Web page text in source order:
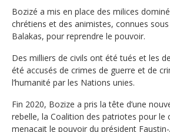
Bozizé a mis en place des milices
chrétiens et des animistes, connues sous
Balakas, pour reprendre le pouvoir.
Des milliers de civils ont été tués et les
été accusés de crimes de guerre et de
l’humanité par les Nations unies.
Fin 2020, Bozize a pris la tête d’une
rebelle, la Coalition des patriotes pour le
menaçait le pouvoir du président